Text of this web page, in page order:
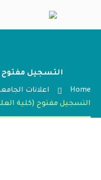
التسجيل مفتوح
Home
اعلانات
التسجيل مفتوح (كلية